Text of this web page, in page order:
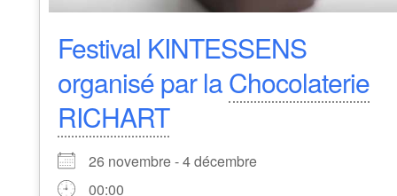
Festival KINTESSENS
organisé par laChocolaterie
RICHART
26 novembre - 4 décembre
00:00